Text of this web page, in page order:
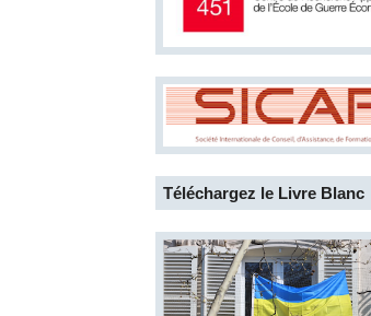
Téléchargez le Livre Blanc